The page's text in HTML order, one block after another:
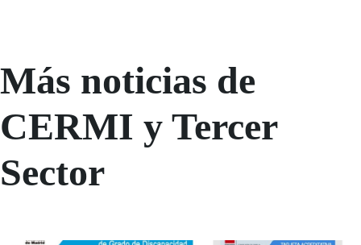
Más noticias de
CERMI y Tercer
Sector